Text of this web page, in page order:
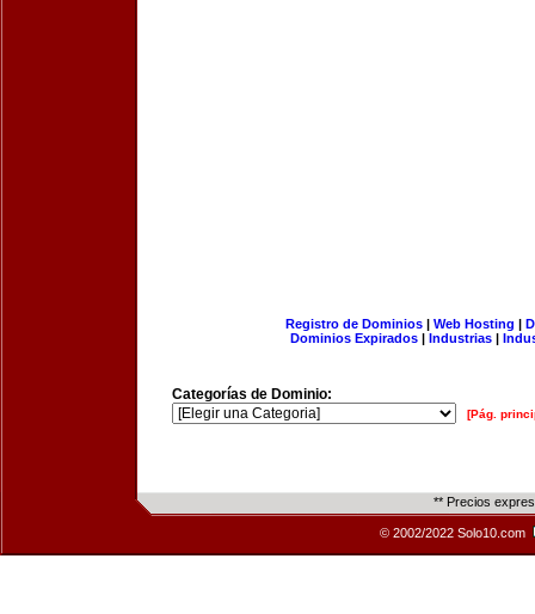
Registro de Dominios| Web Hosting |
Dominios Expirados | Industrias |
Categorías de Dominio:
[Pág.
** Precios
© 2002/2022 Solo10.com